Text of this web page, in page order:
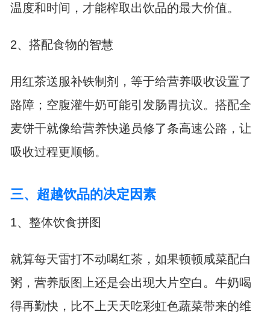
温度和时间，才能榨取出饮品的最大价值。
2、搭配食物的智慧
用红茶送服补铁制剂，等于给营养吸收设置了
路障；空腹灌牛奶可能引发肠胃抗议。搭配全
麦饼干就像给营养快递员修了条高速公路，让
吸收过程更顺畅。
三、超越饮品的决定因素
1、整体饮食拼图
就算每天雷打不动喝红茶，如果顿顿咸菜配白
粥，营养版图上还是会出现大片空白。牛奶喝
得再勤快，比不上天天吃彩虹色蔬菜带来的维